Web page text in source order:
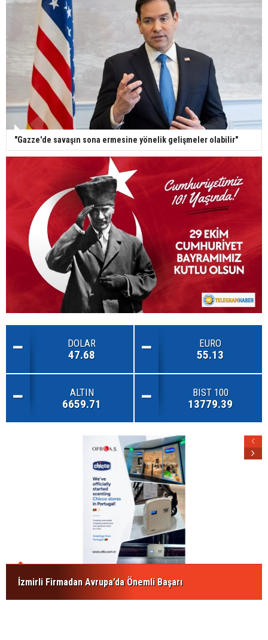
"Gazze'de savaşın sona ermesine yönelik gelişmeler olabilir"
DOLAR
47.68
EURO
55.13
ALTIN
6659.71
BIST 100
13779.39
İzmirli Firmadan Avrupa’da Önemli Başarı